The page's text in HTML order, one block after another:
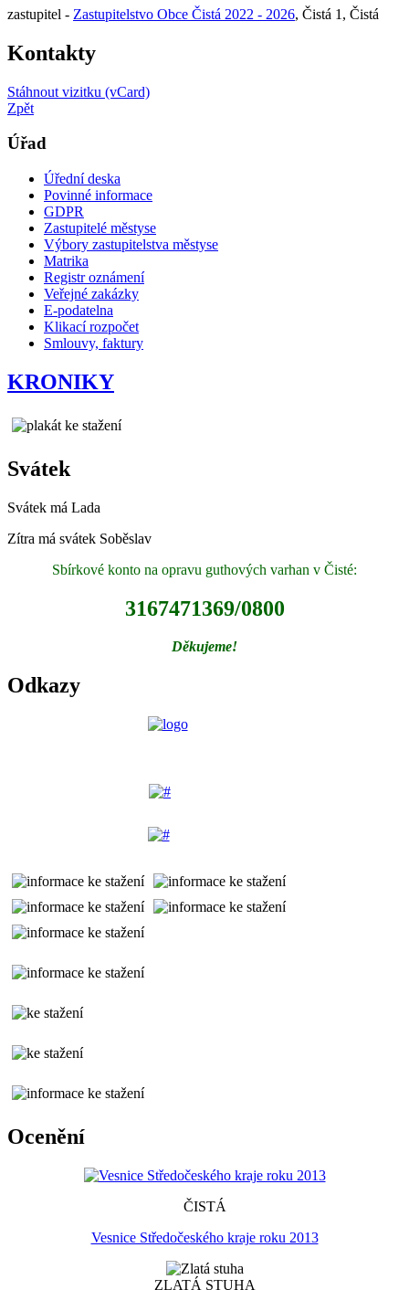
zastupitel - Zastupitelstvo Obce Čistá 2022 - 2026, Čistá 1, Čistá
Kontakty
Stáhnout vizitku (vCard)
Zpět
Úřad
Úřední deska
Povinné informace
GDPR
Zastupitelé městyse
Výbory zastupitelstva městyse
Matrika
Registr oznámení
Veřejné zakázky
E-podatelna
Klikací rozpočet
Smlouvy, faktury
KRONIKY
Svátek
Svátek má Lada
Zítra má svátek Soběslav
Sbírkové konto na opravu guthových varhan v Čisté:
3167471369/0800
Děkujeme!
Odkazy
Ocenění
ČISTÁ
Vesnice Středočeského kraje roku 2013
ZLATÁ STUHA